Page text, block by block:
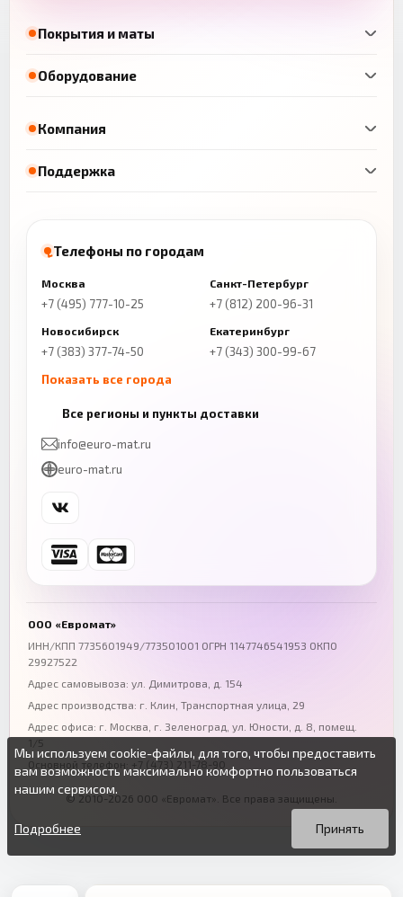
Покрытия и маты
Оборудование
Компания
Поддержка
Телефоны по городам
Москва
+7 (495) 777-10-25
Санкт-Петербург
+7 (812) 200-96-31
Новосибирск
+7 (383) 377-74-50
Екатеринбург
+7 (343) 300-99-67
Показать все города
+7 (843) 206-01-30
Челябинск
+7 (343) 300-99-67
Ростов-на-Дону
+7 (863) 333-50-75
Волгоград
+7 (844) 261-36-12
Омск
Все регионы и пункты доставки
info@euro-mat.ru
euro-mat.ru
ООО «Евромат»
ИНН/КПП 7735601949/773501001 ОГРН 1147746541953 ОКПО
29927522
Адрес самовывоза: ул. Димитрова, д. 154
Адрес производства: г. Клин, Транспортная улица, 29
Адрес офиса: г. Москва, г. Зеленоград ул. Юности, д. 8, помещ.
1/5
Основной телефон:
+7 (473) 211-78-90
© 2010-2026 ООО «Евромат». Все права защищены.
Мы используем cookie-файлы, для того, чтобы предоставить
вам возможность максимально комфортно пользоваться
нашим сервисом.
Вы можете подробнее прочитать о cookie-файлах в открытых
источниках или изменить настройки своего браузера.
Продолжая пользоваться данным сайтом без изменения
настроек вы даете согласие на использование ваших cookie-
Принять
Подробнее